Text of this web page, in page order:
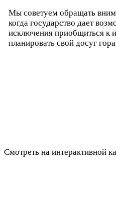
Мы советуем обращать
когда государство дает
исключения приобщиться к
планировать свой досуг
Смотреть на интерактивной